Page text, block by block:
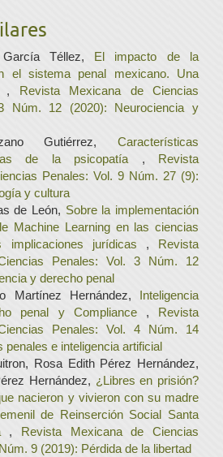
Téllez, El impacto de la
el sistema penal mexicano. Una
, Revista Mexicana de Ciencias
Núm. 12 (2020): Neurociencia y
Gutiérrez, Características
de la psicopatía , Revista
Penales: Vol. 9 Núm. 27 (9):
y cultura
de León, Sobre la implementación
Machine Learning en las ciencias
jurídicas , Revista
Penales: Vol. 3 Núm. 12
y derecho penal
Martínez Hernández, Inteligencia
penal y Compliance , Revista
Penales: Vol. 4 Núm. 14
penales e inteligencia artificial
Rosa Edith Pérez Hernández,
Hernández, ¿Libres en prisión?
nacieron y vivieron con su madre
de Reinserción Social Santa
, Revista Mexicana de Ciencias
9 (2019): Pérdida de la libertad